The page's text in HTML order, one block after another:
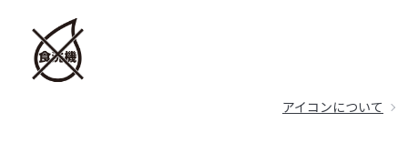
アイコンについて